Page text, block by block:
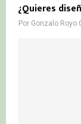
¿Quieres
Por Gonzalo Royo